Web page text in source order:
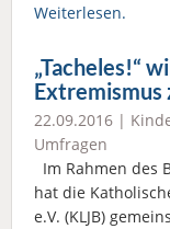
Weiterlesen.
„Tacheles!“
Extremismus
22.09.2016 |
Umfragen
Im Rahmen des
hat die
e.V. (KLJB)